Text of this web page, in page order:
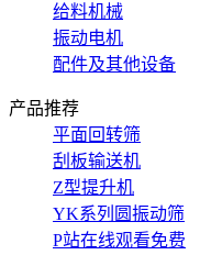
给料机械
振动电机
配件及其他设备
产品推荐
平面回转筛
刮板输送机
Z型提升机
YK系列圆振动筛
P站在线观看免费